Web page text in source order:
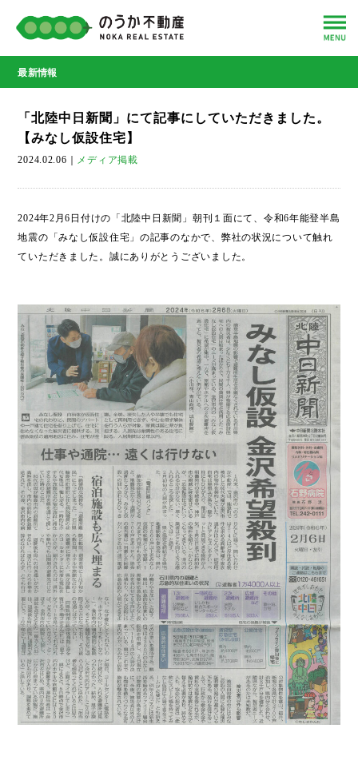
最新情報
「北陸中日新聞」にて記事にしていただきました。
【みなし仮設住宅】
2024.02.06 メディア掲載
2024年2月6日付けの「北陸中日新聞」朝刊１面にて、令和6年能登半島
地震の「みなし仮設住宅」の記事のなかで、弊社の状況について触れ
ていただきました。誠にありがとうございました。